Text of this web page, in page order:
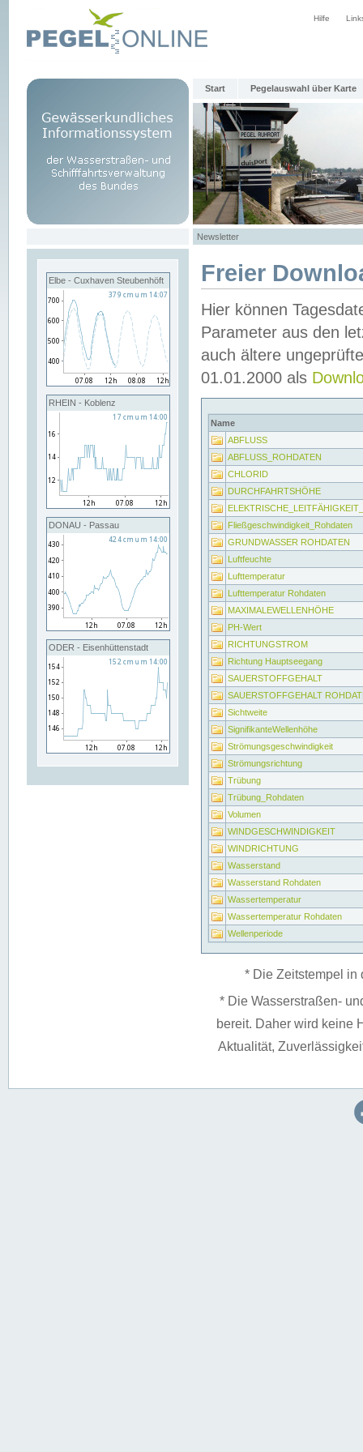
Hilfe
Start Pegelauswahl über Karte
Newsletter
Elbe - Cuxhaven Steubenhöft
RHEIN - Koblenz
DONAU - Passau
ODER - Eisenhüttenstadt
Freier
Hier können
Parameter aus den
auch ältere
01.01.2000 als
Name
ABFLUSS
ABFLUSS_ROHDATEN
CHLORID
DURCHFAHRTSHÖHE
Fließgeschwindigkeit_Rohdaten
GRUNDWASSER ROHDATEN
Luftfeuchte
Lufttemperatur
Lufttemperatur Rohdaten
MAXIMALEWELLENHÖHE
PH-Wert
RICHTUNGSTROM
Richtung Hauptseegang
SAUERSTOFFGEHALT
SAUERSTOFFGEHALT
Sichtweite
SignifikanteWellenhöhe
Strömungsgeschwindigkeit
Strömungsrichtung
Trübung
Trübung_Rohdaten
Volumen
WINDGESCHWINDIGKEIT
WINDRICHTUNG
Wasserstand
Wasserstand Rohdaten
Wassertemperatur
Wassertemperatur Rohdaten
Wellenperiode
* Die Zeitstempel in
* Die Wasserstraßen-
bereit. Daher wird keine
Aktualität,